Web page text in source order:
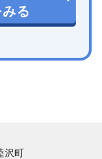
る
沢町